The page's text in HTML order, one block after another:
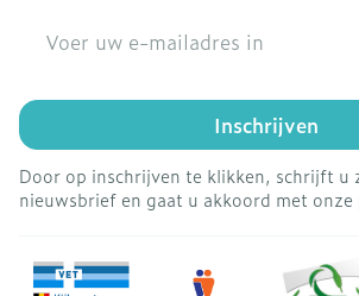
Inschrijven
Door op inschrijven te klikken, schrijft u
nieuwsbrief en gaat u akkoord met onze